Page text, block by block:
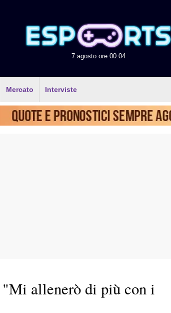
7 agosto ore 00:04
Mercato Interviste
allenerò di più con i